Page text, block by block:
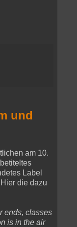
und
am 10.
Label
die dazu
ends, classes
is in the air